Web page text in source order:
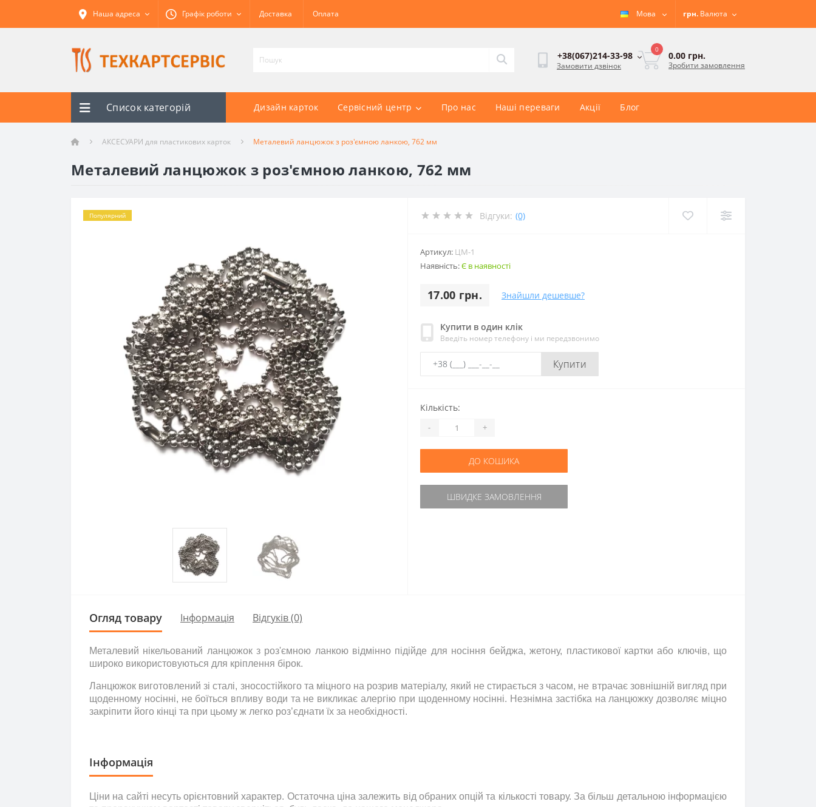
Наша адреса Графік роботи Доставка Оплата Мова грн. Валюта
+38(067)214-33-98
Замовити дзвінок
0
0.00 грн.
Зробити замовлення
Список категорій Дизайн карток Сервісний центр Про нас Наші переваги Акції Блог
АКСЕСУАРИ для пластикових карток Металевий ланцюжок з роз'ємною ланкою, 762 мм
Металевий ланцюжок з роз'ємною ланкою, 762 мм
Популярний Відгуки: (0)
Артикул: ЦМ-1
Наявність:Є в наявності
17.00 грн. Знайшли дешевше?
Купити в один клік
Введіть номер телефону і ми передзвонимо
Купити
Кількість:
- +
ДО КОШИКА
ШВИДКЕ ЗАМОВЛЕННЯ
Огляд товару Інформація Відгуків (0)
Металевий нікельований ланцюжок з роз'ємною ланкою відмінно підійде для носіння бейджа, жетону, пластикової картки або ключів, що
широко використовуються для кріплення бірок.
Ланцюжок виготовлений зі сталі, зносостійкого та міцного на розрив матеріалу, який не стирається з часом, не втрачає зовнішній вигляд при
щоденному носінні, не боїться впливу води та не викликає алергію при щоденному носінні. Незнімна застібка на ланцюжку дозволяє міцно
закріпити його кінці та при цьому ж легко роз’єднати їх за необхідності.
Інформація
Ціни на сайті несутьорієнтовний характер. Остаточна ціна залежить від обраних опцій та кількості товару. За більш детальною інформацією